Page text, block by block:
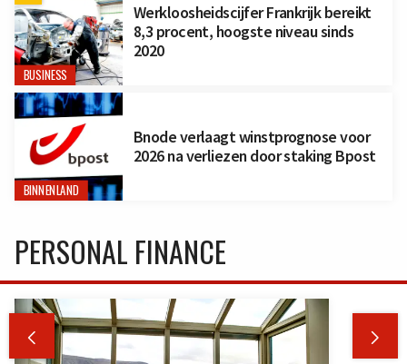
BUSINESS
Werkloosheidscijfer Frankrijk bereikt
8,3 procent, hoogste niveau sinds
2020
BINNENLAND
Bnode verlaagt winstprognose voor
2026 na verliezen door staking Bpost
PERSONAL FINANCE
 